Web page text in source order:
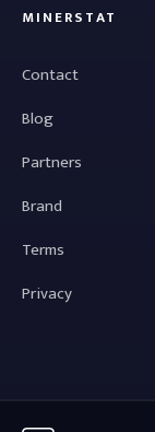
MINERSTAT
Contact
Blog
Partners
Brand
Terms
Privacy